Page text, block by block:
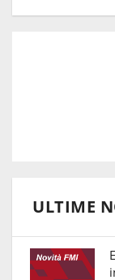
ULTIME